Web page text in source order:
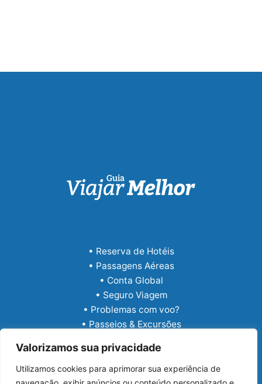
Valorizamos sua privacidade
Utilizamos cookies para aprimorar sua experiência de
• Reserva de Hotéis
• Passagens Aéreas
• Conta Global
• Seguro Viagem
• Problemas com voo?
• Passeios & Excursões